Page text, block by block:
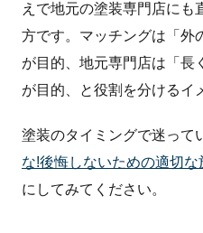
えで地元の塗装専門店にも
方です。マッチングは「外
が目的、地元専門店は「長
が目的、と役割を分けるイ
塗装のタイミングで迷って
な!後悔しないための適切
にしてみてください。